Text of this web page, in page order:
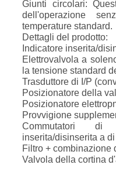
Giunti circolari:
dell'operazione
temperature standard.
Dettagli del prodotto:
Indicatore inserita/
Elettrovalvola a
la tensione standard
Trasduttore di I/P
Posizionatore della
Posizionatore
Provvigione
Commutatori
inserita/disinserita a
Filtro + combinazione
Valvola della cortina